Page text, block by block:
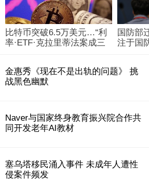
比特币突破6.5万美元…“利
率·ETF·克拉里蒂法案成三
国防部
注于国
金惠秀《现在不是出轨的问题》 挑
战黑色幽默
Naver与国家终身教育振兴院合作共
同开发老年AI教材
塞乌塔移民涌入事件 未成年人遭性
侵案件频发